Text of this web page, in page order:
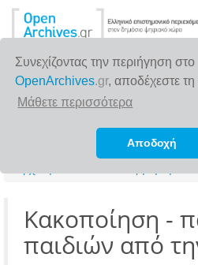
Συνεχίζοντας την περιήγηση στο
OpenArchives.gr, αποδέχεστε
Μάθετε περισσότερα
Αποδοχή
Κακοποίηση -
παιδιών από